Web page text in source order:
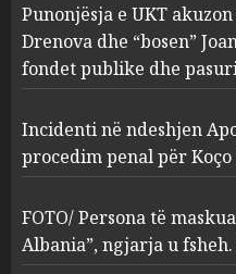
2
3
Punonjësja e UKT
Drenova dhe “bosen”
fondet publike dhe
Incidenti në ndeshjen
procedim penal për
FOTO/ Persona të
Albania”, ngjarja u